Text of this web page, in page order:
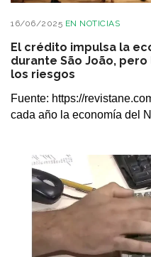
16/06/2025 EN NOTICIAS
El crédito impulsa la
durante São João,
los riesgos
Fuente: https://
cada año la economía del